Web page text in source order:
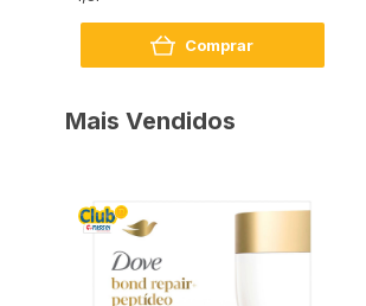
Comprar
Mais Vendidos